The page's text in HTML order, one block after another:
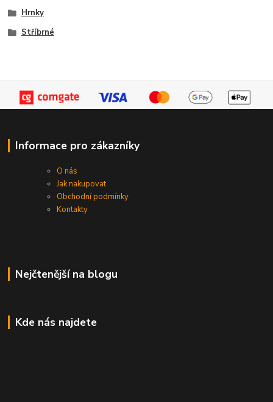
Hrnky
Stříbrné
Informace pro zákazníky
O nás
Jak nakupovat
Obchodní podmínky
Kontakty
Nejčtenější na blogu
Kde nás najdete